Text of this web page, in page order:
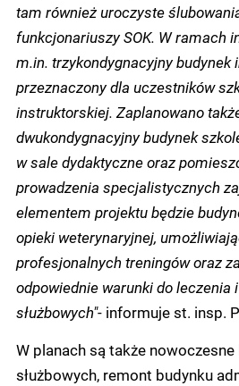
tam również uroczyste
funkcjonariuszy SOK. W ramach
m.in. trzykondygnacyjny budynek
przeznaczony dla uczestników
instruktorskiej. Zaplanowano
dwukondygnacyjny budynek
w sale dydaktyczne oraz
prowadzenia specjalistycznych
elementem projektu będzie
opieki weterynaryjnej,
profesjonalnych treningów oraz
odpowiednie warunki do leczenia
służbowych"- informuje st. insp.
W planach są także
służbowych, remont budynku